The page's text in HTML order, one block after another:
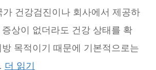
건강검진이나 회사에서 제공하
상이 없더라도 건강 상태를 확
목적이기 때문에 기본적으로는
더 읽기